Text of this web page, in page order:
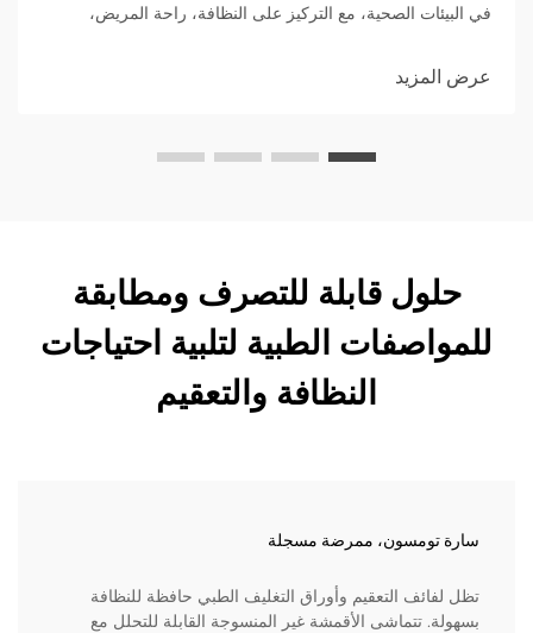
في البيئات الصحية، مع التركيز على النظافة، راحة المريض،
عرض المزيد
حلول قابلة للتصرف ومطابقة
للمواصفات الطبية لتلبية احتياجات
النظافة والتعقيم
سارة تومسون، ممرضة مسجلة
تظل لفائف التعقيم وأوراق التغليف الطبي حافظة للنظافة
بسهولة. تتماشى الأقمشة غير المنسوجة القابلة للتحلل مع